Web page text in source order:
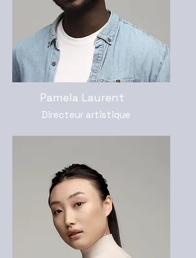
Pamela Laurent
Directeur artistique